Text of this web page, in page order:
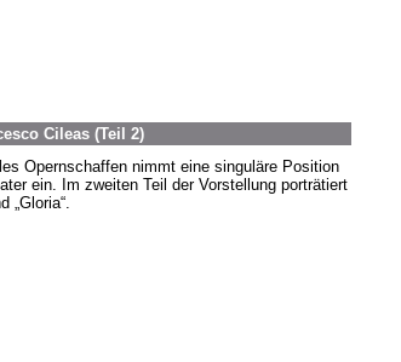
Cileas (Teil 2)
Opernschaffen nimmt eine singuläre Position
ein. Im zweiten Teil der Vorstellung porträtiert
„Gloria“.